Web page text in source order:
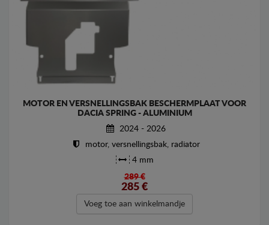
MOTOR EN VERSNELLINGSBAK BESCHERMPLAAT VOOR
DACIA SPRING - ALUMINIUM
2024 - 2026
motor, versnellingsbak, radiator
4 mm
289 €
285 €
Voeg toe aan winkelmandje